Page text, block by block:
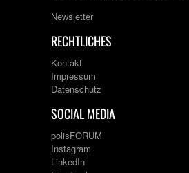
Newsletter
RECHTLICHES
Kontakt
Impressum
Datenschutz
SOCIAL MEDIA
polisFORUM
Instagram
LinkedIn